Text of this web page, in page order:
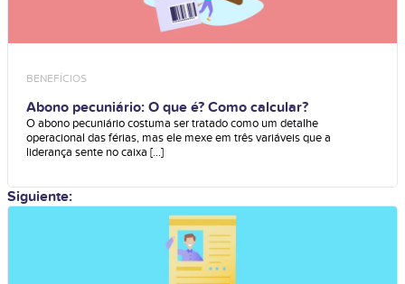
BENEFÍCIOS
Abono pecuniário: O que é? Como calcular?
O abono pecuniário costuma ser tratado como um detalhe
operacional das férias, mas ele mexe em três variáveis que a
liderança sente no caixa [...]
Siguiente: